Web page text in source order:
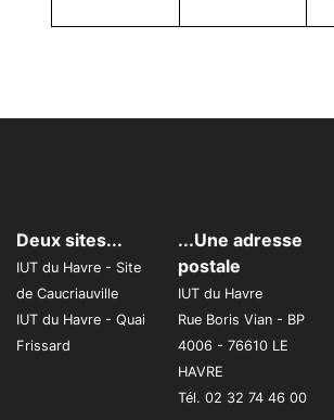
Deux sites...
IUT du Havre - Site
de Caucriauville
IUT du Havre - Quai
Frissard
...Une adresse
postale
IUT du Havre
Rue Boris Vian - BP
4006 - 76610 LE
HAVRE
Tél. 02 32 74 46 00